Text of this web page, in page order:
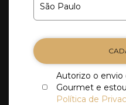
Autorizo o envio
Gourmet e
Política de